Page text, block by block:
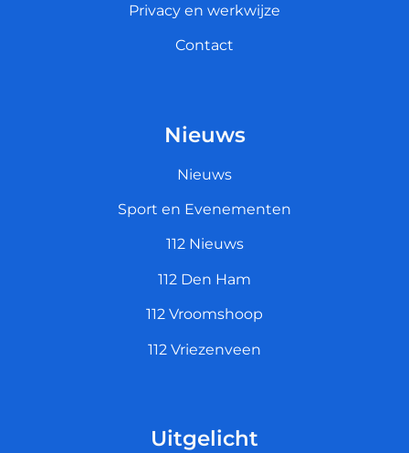
Privacy en werkwijze
Contact
Nieuws
Nieuws
Sport en Evenementen
112 Nieuws
112 Den Ham
112 Vroomshoop
112 Vriezenveen
Uitgelicht